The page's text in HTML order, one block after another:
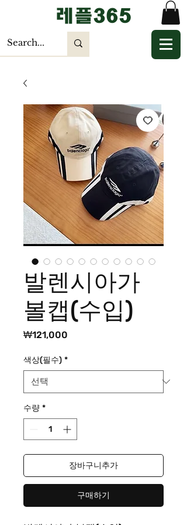
​레플365
발렌시아가
볼캡(수입)
₩121,000
색상(필수) *
수량 *
장바구니추가
구매하기